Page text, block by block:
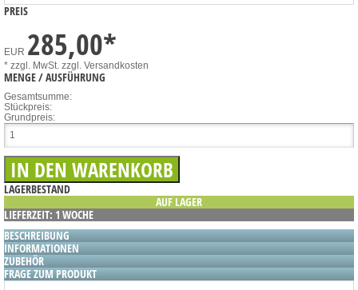
PREIS
EUR 285,00*
* zzgl. MwSt. zzgl. Versandkosten
MENGE / AUSFÜHRUNG
Gesamtsumme:
Stückpreis:
Grundpreis:
LAGERBESTAND
AUF LAGER
LIEFERZEIT: 1 WOCHE
BESCHREIBUNG
INFORMATIONEN
ZUBEHÖR
FRAGE ZUM PRODUKT